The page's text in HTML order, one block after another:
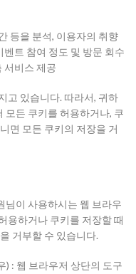
등을 분석, 이용자의 취향
트 참여 정도 및 방문 회수
서비스 제공
고 있습니다. 따라서, 귀하
모든 쿠키를 허용하거나, 쿠
면 모든 쿠키의 저장을 거
님이 사용하시는 웹 브라우
용하거나 쿠키를 저장할 때
거부할 수 있습니다.
) : 웹 브라우저 상단의 도구